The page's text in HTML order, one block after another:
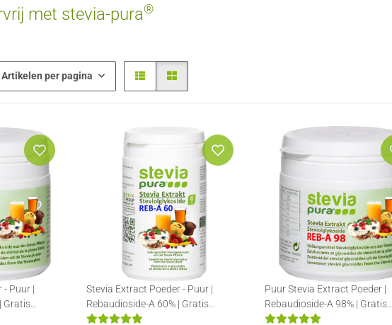
met stevia-pura®
Artikelen per pagina
- Puur |
Gratis
Stevia Extract Poeder - Puur |
Rebaudioside-A 60% | Gratis
Doseerlepel | 100g
Puur Stevia Extract Poeder |
Rebaudioside-A 98% | Gratis
Doseerlepel | 50g